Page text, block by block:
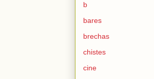
b
bares
brechas
chistes
cine